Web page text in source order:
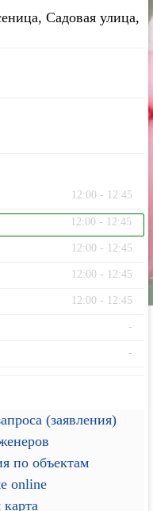
Садовая улица,
12:00 - 12:45
12:00 - 12:45
12:00 - 12:45
12:00 - 12:45
12:00 - 12:45
-
-
(заявления)
по объектам
online